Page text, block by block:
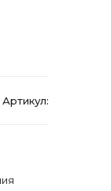
Артикул: